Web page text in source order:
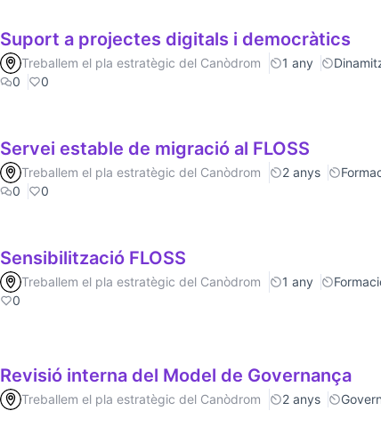
Suport a projectes digitals i democràtics
Treballem el pla estratègic del Canòdrom 1 any
0
0
Servei estable de migració al FLOSS
Treballem el pla estratègic del Canòdrom 2 anys
0
0
Sensibilització FLOSS
Treballem el pla estratègic del Canòdrom 1 any
0
Revisió interna del Model de Governança
Treballem el pla estratègic del Canòdrom 2 anys